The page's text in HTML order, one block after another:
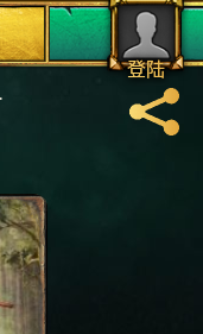
登陆